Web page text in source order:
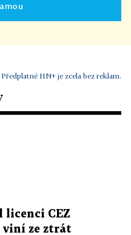
Předplatné HN+ je zcela bez reklam.
licenci CEZ
viní ze ztrát